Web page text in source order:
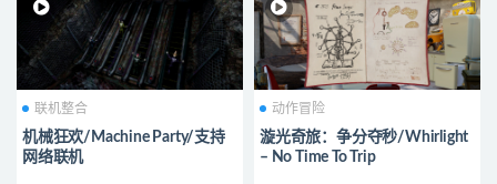
联机整合
机械狂欢/Machine Party/支持
网络联机
动作冒险
漩光奇旅：争分夺秒/Whirlight
– No Time To Trip